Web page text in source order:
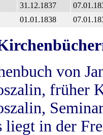
31.12.1837
01.01.1838
von
früher
liegt in der